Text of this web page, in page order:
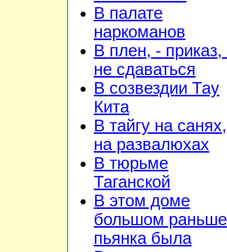
В палате
наркоманов
В плен, - приказ,
не сдаваться
В созвездии Тау
Кита
В тайгу на санях,
на развалюхах
В тюрьме
Таганской
В этом доме
большом раньше
пьянка была